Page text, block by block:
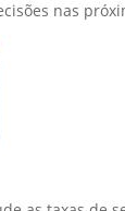
2™ faz o
nas